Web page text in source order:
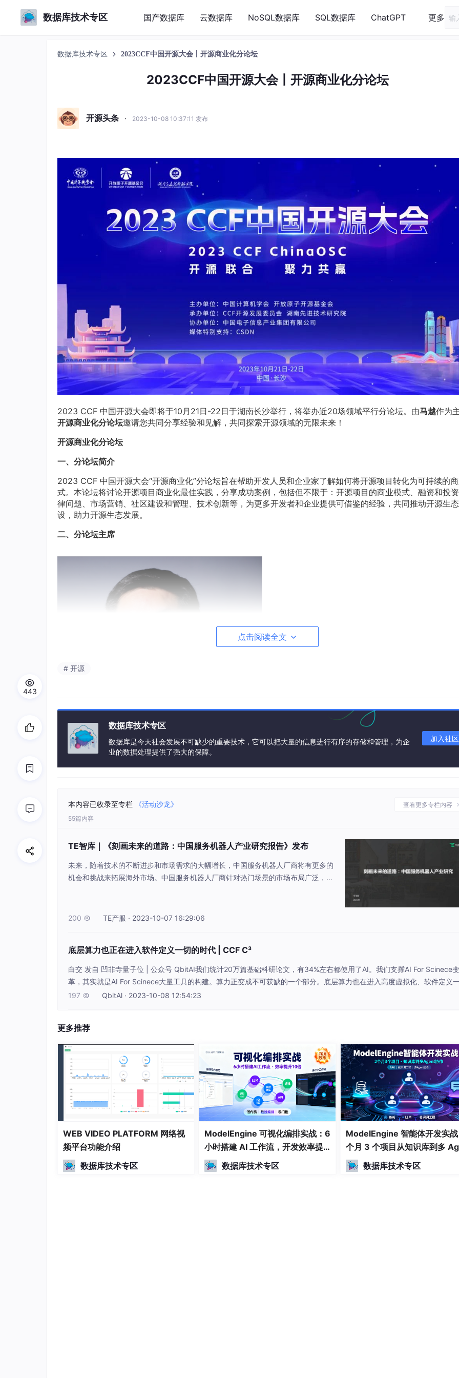
数据库技术专区 国产数据库 云数据库 NoSQL数据库 SQL数据库 ChatGPT 更多
数据库技术专区 2023CCF中国开源大会丨开源商业化分论坛
2023CCF中国开源大会丨开源商业化分论坛
开源头条 · 2023-10-08 10:37:11 发布
2023 CCF 中国开源大会即将于10月21日-22日于湖南长沙举行，将举办近20场领域平行分论坛。由马越作为
开源商业化分论坛邀请您共同分享经验和见解，共同探索开源领域的无限未来！
开源商业化分论坛
一、分论坛简介
2023 CCF 中国开源大会“开源商业化”分论坛旨在帮助开发人员和企业家了解如何将开源项目转化为可持续的
式。本论坛将讨论开源项目商业化最佳实践，分享成功案例，包括但不限于：开源项目的商业模式、融资和投
律问题、市场营销、社区建设和管理、技术创新等，为更多开发者和企业提供可借鉴的经验，共同推动开源生
设，助力开源生态发展。
二、分论坛主席
马越
恒拓开源（834415）创始人、曾任董事长
成为红帽世界开源创新奖的首位华人获奖者。
2007 年响应政府号召回国创业，创立中国第一家开源技术服务公司：恒拓开源，用软件开源化的价值理念为大
业进行 IT 战略咨询，帮助企业落地开源技术整体解决方案，使开源技术在本土企业级应用领域有了广泛实践。
2013 年至今建设开源中国，专注于本土开发者服务平台的建设。旗下运营的 gitee.com 目前已经成为世界第二
三、分论坛演讲
中国开源商业发展的现状及思考
点击阅读全文
# 开源
数据库技术专区
数据库是今天社会发展不可缺少的重要技术，它可以把大量的信息进行有序的存储和管理，为企
业的数据处理提供了强大的保障。
加入社区
本内容已收录至专栏 《活动沙龙》
查看更多专栏内容
55篇内容
TE智库｜《刻画未来的道路：中国服务机器人产业研究报告》发布
未来，随着技术的不断进步和市场需求的大幅增长，中国服务机器人厂商将有更多的
机会和挑战来拓展海外市场。中国服务机器人厂商针对热门场景的市场布局广泛，价
等关键领域实现了行业领先的技术突破，大大提升了服务机器人的部署能力和自主导
200  TE产服 · 2023-10-07 16:29:06
底层算力也正在进入软件定义一切的时代 | CCF C³
白交 发自 凹非寺量子位 | 公众号 QbitAI我们统计20万篇基础科研论文，有34%左右都使用了AI。我们支撑AI For Scinece变
革，其实就是AI For Scinece大量工具的构建。算力正变成不可获缺的一个部分。底层算力也在进入高度虚拟化、软件定义
切的时代。CCF C³最近来到中电金信上海总部，多位来自行业的专家、学者与现场嘉宾以“超级算力时代的新格局”为主题，分
197  QbitAl · 2023-10-08 12:54:23
更多推荐
WEB VIDEO PLATFORM 网络视
频平台功能介绍
数据库技术专区
ModelEngine 可视化编排实战：6
小时搭建 AI 工作流，开发效率提
升 10 倍完整指南
数据库技术专区
ModelEngine 智能体开发实
个月 3 个项目从知识库到多
t 协作完整指南
数据库技术专区
443